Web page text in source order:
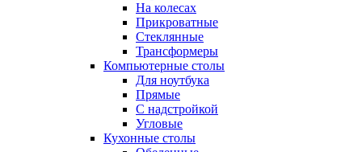
На колесах
Прикроватные
Стеклянные
Трансформеры
Компьютерные столы
Для ноутбука
Прямые
С надстройкой
Угловые
Кухонные столы